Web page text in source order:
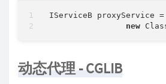
IServiceB proxyService
new
动态代理 - CGLIB